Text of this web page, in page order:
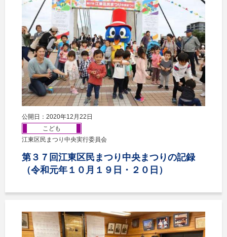
公開日：2020年12月22日
こども
江東区民まつり中央実行委員会
第３７回江東区民まつり中央まつりの記録
（令和元年１０月１９日・２０日）